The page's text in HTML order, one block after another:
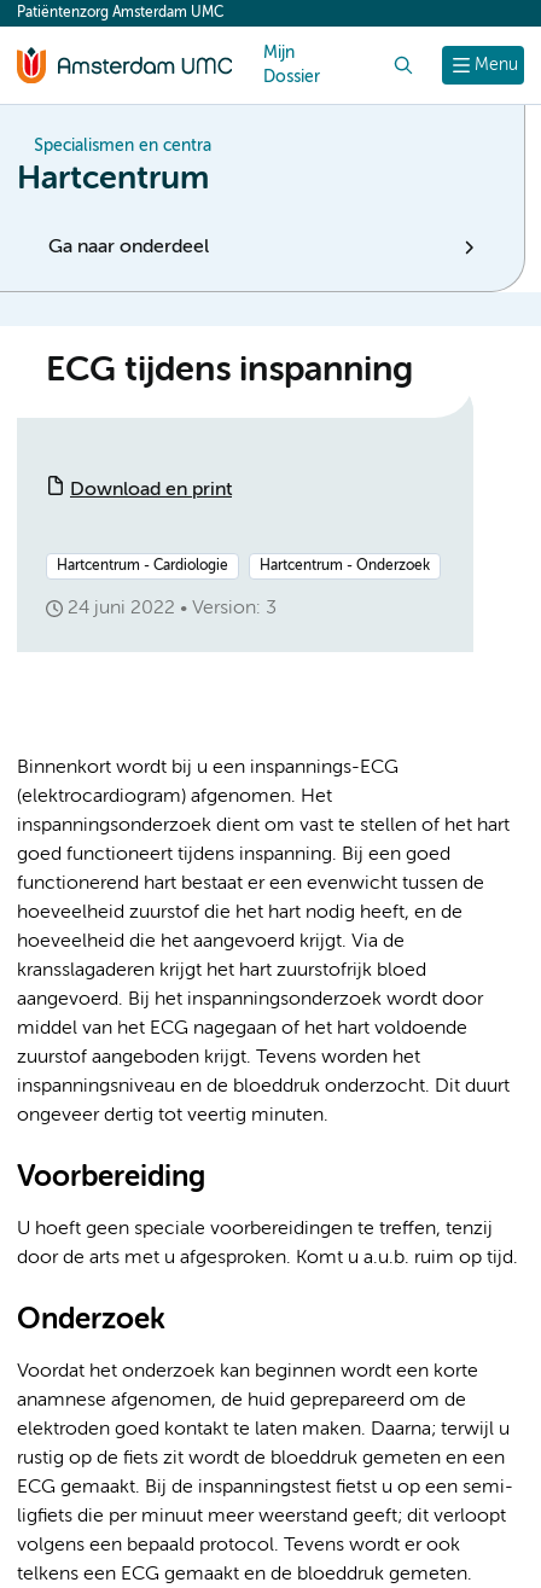
content
Menu
Patiëntenzorg Amsterdam UMC
Mijn
Dossier
Specialismen en centra
Hartcentrum
Ga naar onderdeel
ECG tijdens inspanning
Download en print
Hartcentrum - Cardiologie Hartcentrum - Onderzoek
24 juni 2022 Version: 3
Binnenkort wordt bij u een inspannings-ECG
(elektrocardiogram) afgenomen. Het
inspanningsonderzoek dient om vast te stellen of het hart
goed functioneert tijdens inspanning. Bij een goed
functionerend hart bestaat er een evenwicht tussen de
hoeveelheid zuurstof die het hart nodig heeft, en de
hoeveelheid die het aangevoerd krijgt. Via de
kransslagaderen krijgt het hart zuurstofrijk bloed
aangevoerd. Bij het inspanningsonderzoek wordt door
middel van het ECG nagegaan of het hart voldoende
zuurstof aangeboden krijgt. Tevens worden het
inspanningsniveau en de bloeddruk onderzocht. Dit duurt
ongeveer dertig tot veertig minuten.
Voorbereiding
U hoeft geen speciale voorbereidingen te treffen, tenzij
door de arts met u afgesproken. Komt u a.u.b. ruim op tijd.
Onderzoek
Voordat het onderzoek kan beginnen wordt een korte
anamnese afgenomen, de huid geprepareerd om de
elektroden goed kontakt te laten maken. Daarna; terwijl u
rustig op de fiets zit wordt de bloeddruk gemeten en een
ECG gemaakt. Bij de inspanningstest fietst u op een semi-
ligfiets die per minuut meer weerstand geeft; dit verloopt
volgens een bepaald protocol. Tevens wordt er ook
telkens een ECG gemaakt en de bloeddruk gemeten.